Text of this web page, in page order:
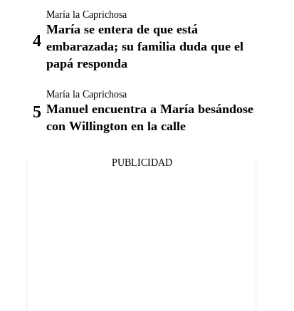
María la Caprichosa
María se entera de que está
embarazada; su familia duda que el
papá responda
María la Caprichosa
Manuel encuentra a María besándose
con Willington en la calle
PUBLICIDAD